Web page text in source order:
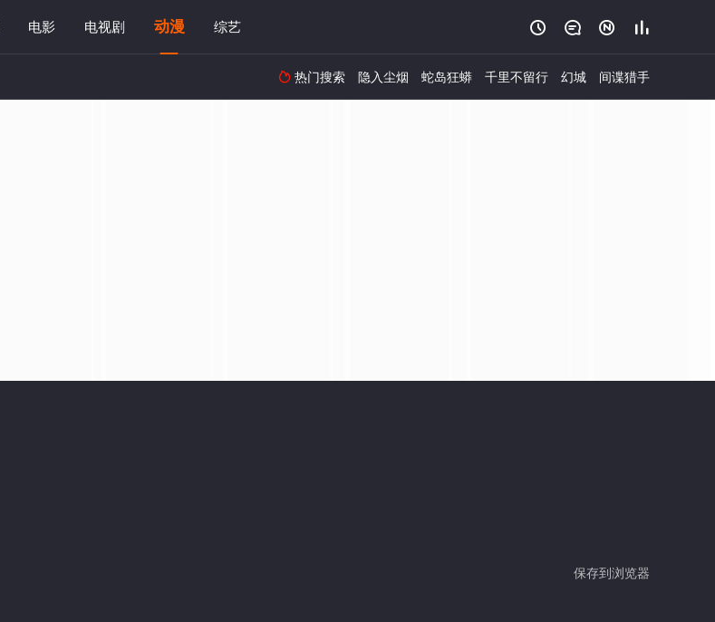
电影 电视剧 动漫 综艺    
 热门搜索 隐入尘烟 蛇岛狂蟒 千里不留行 幻城 间谍猎手
保存到浏览器